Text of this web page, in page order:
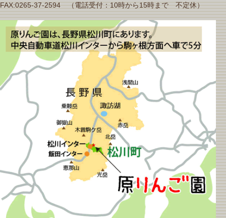
FAX:0265-37-2594 （電話受付：10時から15時まで 不定休）